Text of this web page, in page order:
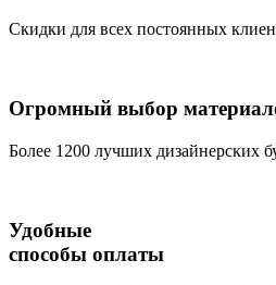
Скидки для всех постоянных
Огромный выбор
Более 1200 лучших дизайнерских
Удобные
способы оплаты